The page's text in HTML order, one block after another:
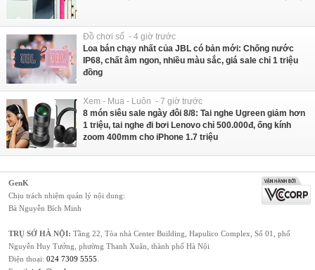
Đồ chơi số - 4 giờ trước
Loa bán chạy nhất của JBL có bản mới: Chống nước
IP68, chất âm ngon, nhiều màu sắc, giá sale chỉ 1 triệu
đồng
Xem - Mua - Luôn - 7 giờ trước
8 món siêu sale ngày đôi 8/8: Tai nghe Ugreen giảm hơn
1 triệu, tai nghe đi bơi Lenovo chỉ 500.000đ, ống kính
zoom 400mm cho iPhone 1.7 triệu
GenK
Chịu trách nhiệm quản lý nội dung:
Bà Nguyễn Bích Minh
TRỤ SỞ HÀ NỘI: Tầng 22, Tòa nhà Center Building, Hapulico Complex, Số 01, phố
Nguyễn Huy Tưởng, phường Thanh Xuân, thành phố Hà Nội
Điện thoại: 024 7309 5555